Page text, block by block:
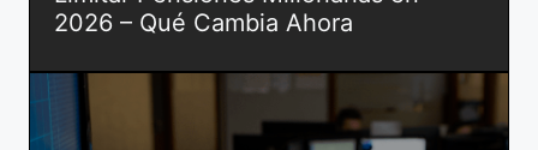
2026 – Qué Cambia Ahora